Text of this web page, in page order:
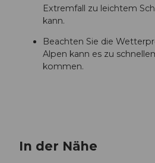
Extremfall zu leichtem
kann.
Beachten Sie die
Alpen kann es zu
kommen.
In der Nähe